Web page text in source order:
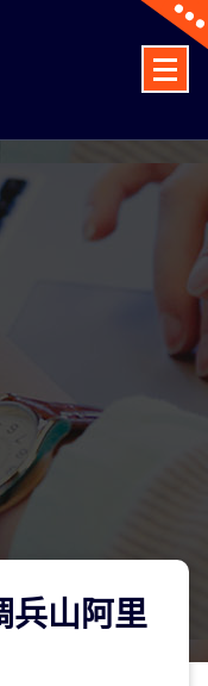
山阿里